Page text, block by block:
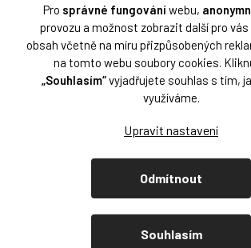
Pro správné fungováníwebu,
provozu a možnost zobrazit další pro
obsah včetně na míru přizpůsobených
na tomto webu soubory cookies.
„Souhlasím“vyjadřujete souhlas s tím,
využíváme.
Odmítnout
Souhlasím
Platba:
Copyright 2026 .
Upravit nastavení cookies